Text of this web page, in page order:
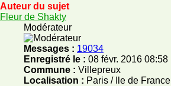
Auteur du sujet
Fleur de Shakty
Modérateur
Messages : 19034
Enregistré le : 08 févr. 2016 08:58
Commune : Villepreux
Localisation : Paris / Ile de France